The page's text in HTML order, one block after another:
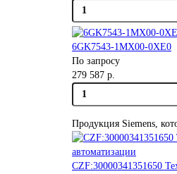
6GK7543-1MX00-0XE0
По запросу
279 587 р.
Продукция Siemens,
CZF:30000341351650